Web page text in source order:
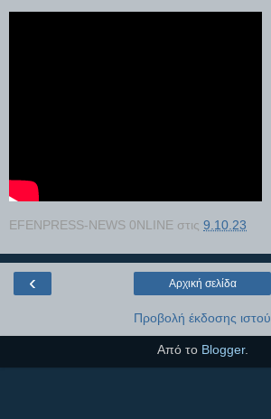
EFENPRESS-NEWS 0NLINE στις 9.10.23
‹ Αρχική σελίδα
Προβολή έκδοσης ιστού
Από το Blogger.